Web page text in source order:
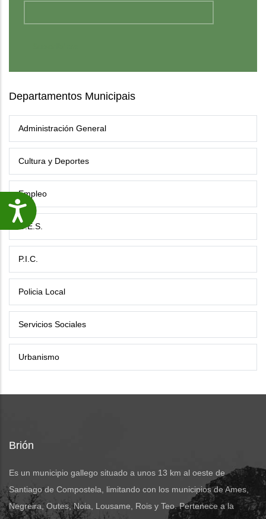
Accesibilidade
Departamentos Municipais
Administración General
Cultura y Deportes
Empleo
G.E.S.
P.I.C.
Policia Local
Servicios Sociales
Urbanismo
Brión
Es un municipio gallego situado a unos 13 km al oeste de
Santiago de Compostela, limitando con los municipios de Ames,
Negreira, Outes, Noia, Lousame, Rois y Teo. Pertenece a la